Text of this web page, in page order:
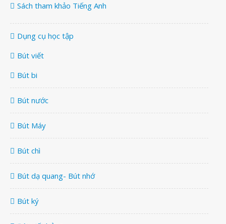
Sách tham khảo Tiếng Anh
Dụng cụ học tập
Bút viết
Bút bi
Bút nước
Bút Máy
Bút chì
Bút dạ quang- Bút nhớ
Bút ký